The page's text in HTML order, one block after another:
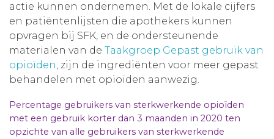
actie kunnen ondernemen. Met de lokale cijfers
en patiëntenlijsten die apothekers kunnen
opvragen bij SFK, en de ondersteunende
materialen van de Taakgroep Gepast gebruik van
opioïden, zijn de ingrediënten voor meer gepast
behandelen met opioïden aanwezig.
Percentage gebruikers van sterkwerkende opioïden
met een gebruik korter dan 3 maanden in 2020 ten
opzichte van alle gebruikers van sterkwerkende